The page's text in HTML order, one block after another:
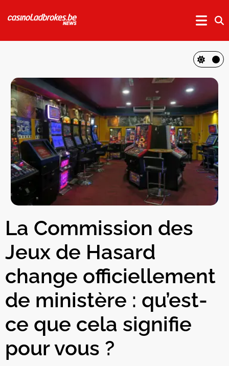
La Commission des
Jeux de Hasard
change officiellement
de ministère : qu’est-
ce que cela signifie
pour vous ?